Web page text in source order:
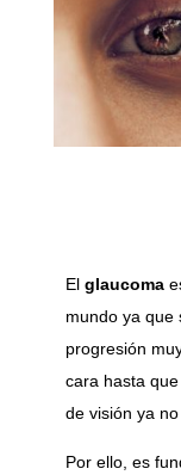
El glaucoma
mundo ya que
progresión
cara hasta
de visión ya
Por ello, es